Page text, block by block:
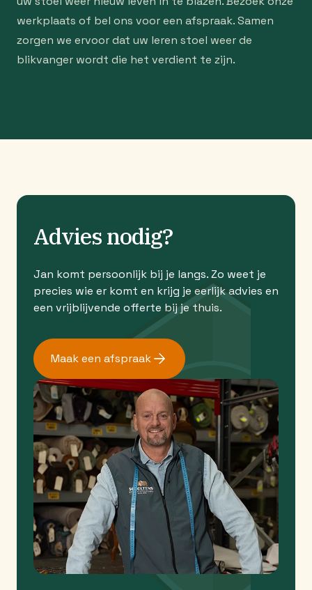
werkplaats of bel ons voor een afspraak. Samen
zorgen we ervoor dat uw leren stoel weer de
blikvanger wordt die het verdient te zijn.
Advies nodig?
Jan komt persoonlijk bij je langs. Zo weet je
precies wie er komt en krijg je eerlijk advies en
een vrijblijvende offerte bij je thuis.
Maak een afspraak